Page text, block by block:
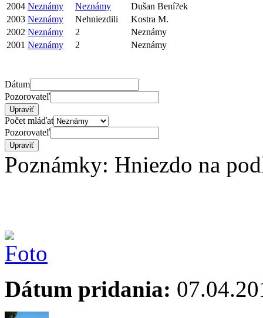
2004 Neznámy Neznámy
Dušan Bení?ek
2003 Neznámy Nehniezdili
Kostra M.
2002 Neznámy 2
Neznámy
2001 Neznámy 2 Neznámy
Dátum
Pozorovateľ
Počet mláďat
Pozorovateľ
Poznámky: Hniezdo na
Dátum pridania: